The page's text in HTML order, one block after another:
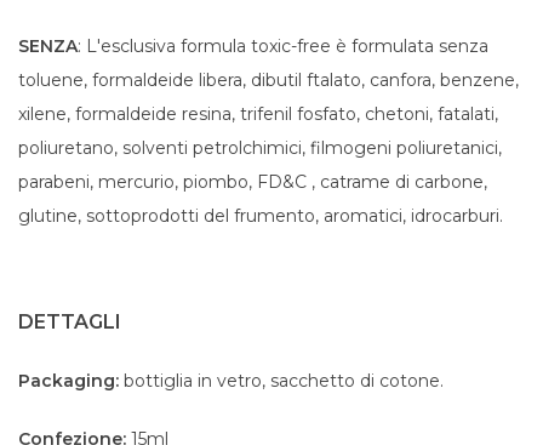
SENZA: L'esclusiva formula toxic-free è formulata senza
toluene, formaldeide libera, dibutil ftalato, canfora, benzene,
xilene, formaldeide resina, trifenil fosfato, chetoni, fatalati,
poliuretano, solventi petrolchimici, filmogeni poliuretanici,
parabeni, mercurio, piombo, FD&C , catrame di carbone,
glutine, sottoprodotti del frumento, aromatici, idrocarburi.
DETTAGLI
Packaging: bottiglia in vetro, sacchetto di cotone.
Confezione: 15ml